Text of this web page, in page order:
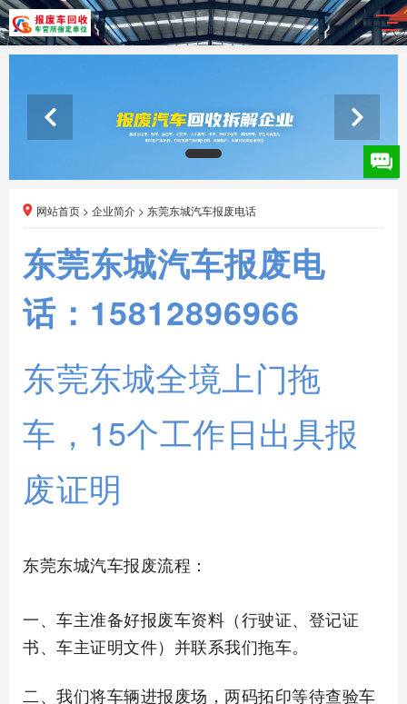
网站首页 > 企业简介 > 东莞东城汽车报废电话
东莞东城汽车报废电
话：15812896966
东莞东城全境上门拖
车，15个工作日出具报
废证明
东莞东城汽车报废流程：
一、车主准备好报废车资料（行驶证、登记证
书、车主证明文件）并联系我们拖车。
二、我们将车辆进报废场，两码拓印等待查验车